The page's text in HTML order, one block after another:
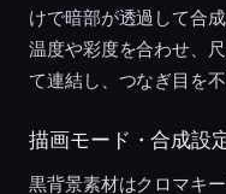
けで暗部が透過して合
温度や彩度を合わせ、
て連結し、つなぎ目を
描画モード・合成設
黒背景素材はクロマキ